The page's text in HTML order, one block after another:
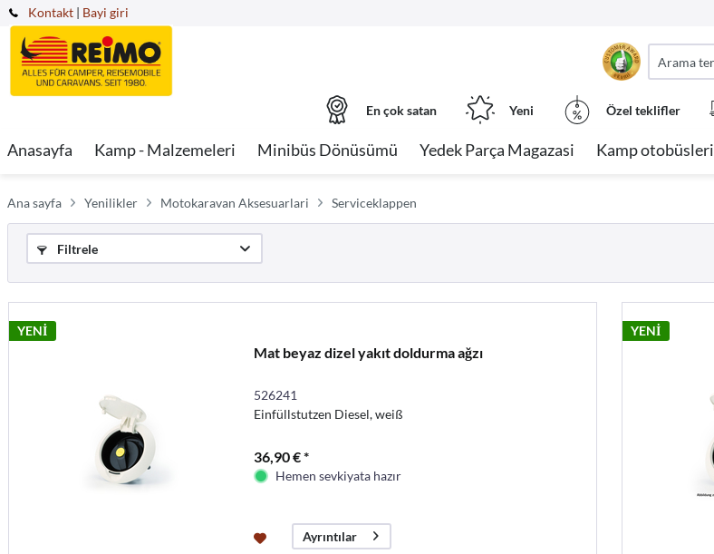
Kontakt | Bayi giri
En çok satan Yeni Özel teklifler
Anasayfa Kamp - Malzemeleri Minibüs Dönüsümü Yedek Parça Magazasi Kamp otobüsleri
Ana sayfa Yenilikler Motokaravan Aksesuarlari Serviceklappen
Filtrele
YENİ
Mat beyaz dizel yakıt doldurma ağzı
526241
Einfüllstutzen Diesel, weiß
36,90 € *
Hemen sevkiyata hazır
Ayrıntılar
YENİ